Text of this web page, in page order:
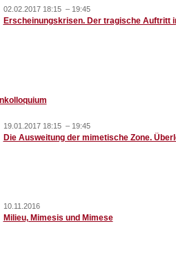
02.02.2017 18:15 – 19:45
Erscheinungskrisen. Der tragische Auftritt
19.01.2017 18:15 – 19:45
Die Ausweitung der mimetische Zone.
10.11.2016
Milieu, Mimesis und Mimese